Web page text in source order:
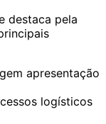
destaca pela
apresentação
logísticos